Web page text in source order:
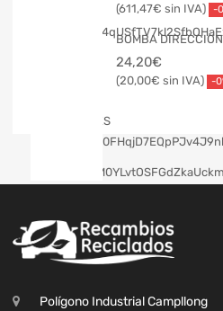
611,47€ -
BOMBA
24,20€
20,00€ -
Polígono Industrial Campllong